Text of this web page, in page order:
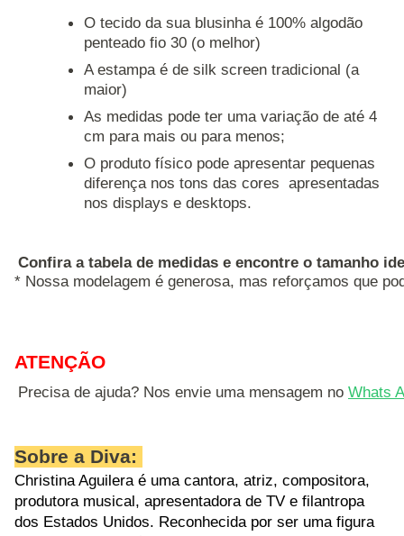
O tecido da sua blusinha é 100% algodão
penteado fio 30 (o melhor)
A estampa é de silk screen tradicional (a
maior)
As medidas pode ter uma variação de até 4
cm para mais ou para menos;
O produto físico pode apresentar pequenas
diferença nos tons das cores apresentadas
nos displays e desktops.
Confira a tabela de medidas e encontre o tamanho
* Nossa modelagem é generosa, mas reforçamos que
ATENÇÃO
Precisa de ajuda? Nos envie uma mensagem no Whats
Sobre a Diva:
Christina Aguilera é uma cantora, atriz, compositora,
produtora musical, apresentadora de TV e filantropa
dos Estados Unidos. Reconhecida por ser uma figura